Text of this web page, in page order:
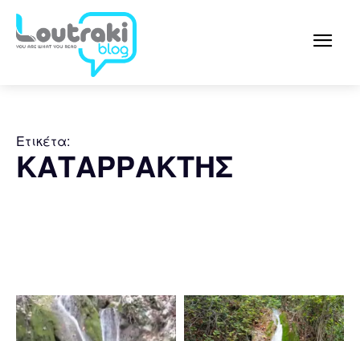
Ετικέτα:
ΚΑΤΑΡΡΑΚΤΗΣ